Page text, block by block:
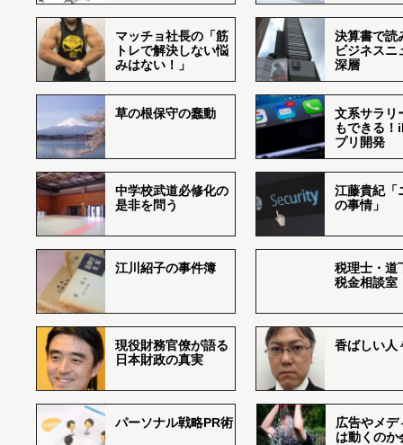
マッチョ社長の「筋
トレで解決しない悩
みはない！」
決算書で読
ビジネスニ
深層
草の根保守の蠢動
文系サラリ
もできる
プリ開発
中学校武道必修化の
是非を問う
江藤貴紀「
の事情」
江川紹子の事件簿
税理士・道
税金相談室
現役財務官僚が語る
日本財政の真実
香ばしい
パーソナル戦略PR術
広告やメデ
は動くのか